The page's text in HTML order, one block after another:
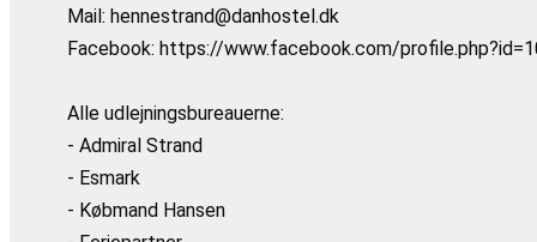
Mail: hennestrand@danhostel.dk
Facebook: https://www.facebook.com/
Alle udlejningsbureauerne:
- Admiral Strand
- Esmark
- Købmand Hansen